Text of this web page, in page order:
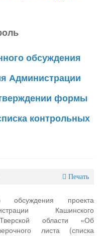
обсуждения
Администрации
формы
контрольных
Печать
обсуждения проекта
Кашинского
области «Об
листа (списка